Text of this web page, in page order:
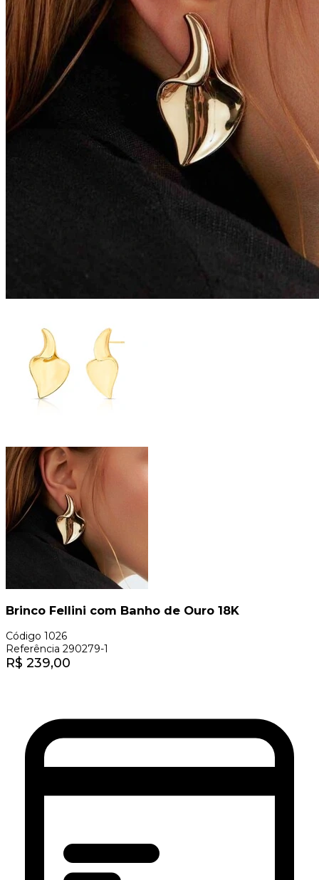
Brinco Fellini com Banho de Ouro 18K
Código 1026
Referência 290279-1
R$ 239,00